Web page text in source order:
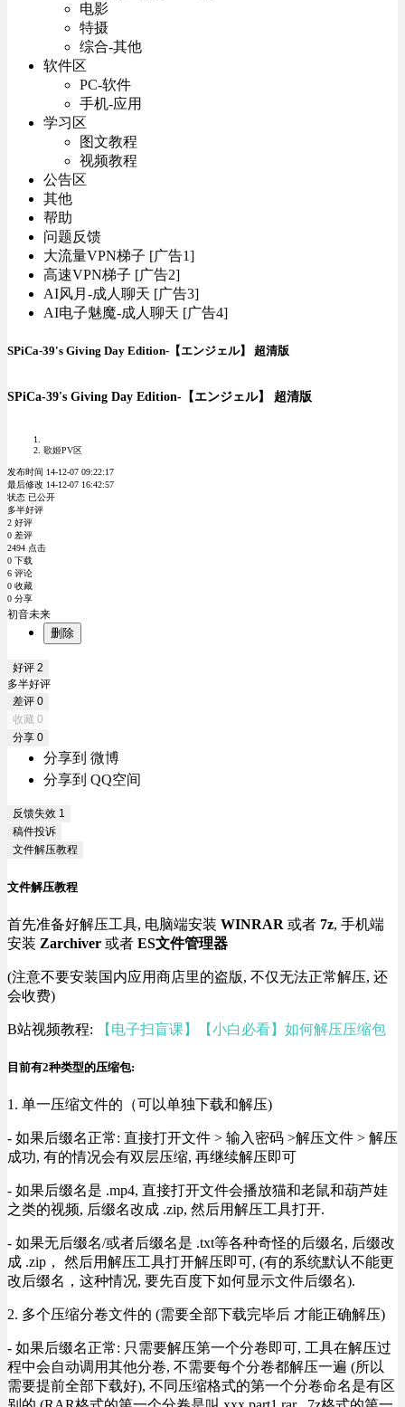
电影
特摄
综合-其他
软件区
PC-软件
手机-应用
学习区
图文教程
视频教程
公告区
其他
帮助
问题反馈
大流量VPN梯子 [广告1]
高速VPN梯子 [广告2]
AI风月-成人聊天 [广告3]
AI电子魅魔-成人聊天 [广告4]
SPiCa-39's Giving Day Edition-【エンジェル】 超清版
SPiCa-39's Giving Day Edition-【エンジェル】 超清版
歌姬PV区
发布时间 14-12-07 09:22:17
最后修改 14-12-07 16:42:57
状态 已公开
多半好评
2 好评
0 差评
2494 点击
0 下载
6 评论
0 收藏
0 分享
初音未来
删除
好评 2
多半好评
差评 0
收藏 0
分享 0
分享到 微博
分享到 QQ空间
反馈失效 1
稿件投诉
文件解压教程
文件解压教程
首先准备好解压工具, 电脑端安装 WINRAR 或者 7z, 手机端
安装 Zarchiver 或者 ES文件管理器
(注意不要安装国内应用商店里的盗版, 不仅无法正常解压, 还
会收费)
B站视频教程: 【电子扫盲课】【小白必看】如何解压压缩包
目前有2种类型的压缩包:
1. 单一压缩文件的（可以单独下载和解压)
- 如果后缀名正常: 直接打开文件 > 输入密码 >解压文件 > 解压
成功, 有的情况会有双层压缩, 再继续解压即可
- 如果后缀名是 .mp4, 直接打开文件会播放猫和老鼠和葫芦娃
之类的视频, 后缀名改成 .zip, 然后用解压工具打开.
- 如果无后缀名/或者后缀名是 .txt等各种奇怪的后缀名, 后缀改
成 .zip， 然后用解压工具打开解压即可, (有的系统默认不能更
改后缀名，这种情况, 要先百度下如何显示文件后缀名).
2. 多个压缩分卷文件的 (需要全部下载完毕后 才能正确解压)
- 如果后缀名正常: 只需要解压第一个分卷即可, 工具在解压过
程中会自动调用其他分卷, 不需要每个分卷都解压一遍 (所以
需要提前全部下载好), 不同压缩格式的第一个分卷命名是有区